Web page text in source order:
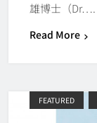
雄博士（Dr….
Read More
FEATURED